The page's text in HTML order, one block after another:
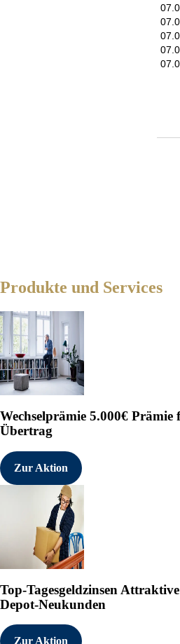
Produkte und Services
Wechselprämie 5.000€ Prämie
Übertrag
Zur Aktion
Top-Tagesgeldzinsen Attraktive
Depot-Neukunden
Zur Aktion